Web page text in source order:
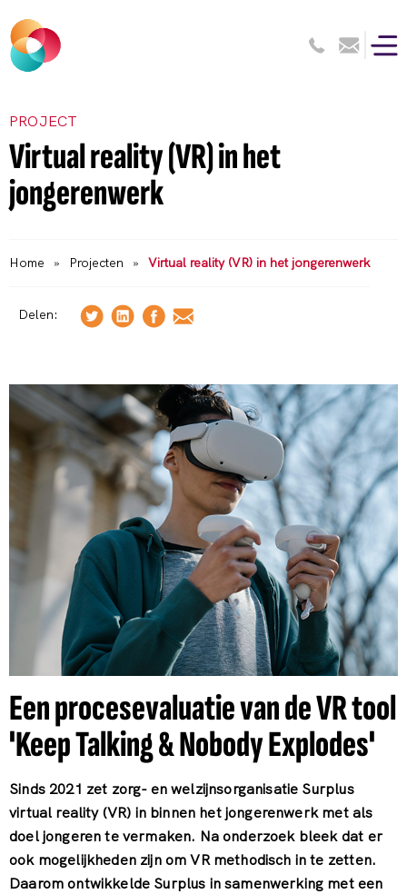
PROJECT
Virtual reality (VR) in het
jongerenwerk
Home » Projecten » Virtual reality (VR) in het jongerenwerk
Delen:
Een procesevaluatie van de VR tool
'Keep Talking & Nobody Explodes'
Sinds 2021 zet zorg- en welzijnsorganisatie Surplus
virtual reality (VR) in binnen het jongerenwerk met als
doel jongeren te vermaken. Na onderzoek bleek dat er
ook mogelijkheden zijn om VR methodisch in te zetten.
Daarom ontwikkelde Surplus in samenwerking met een